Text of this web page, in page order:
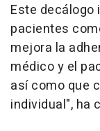
Este
pacientes
mejora la
médico y el
así como que
individual", ha